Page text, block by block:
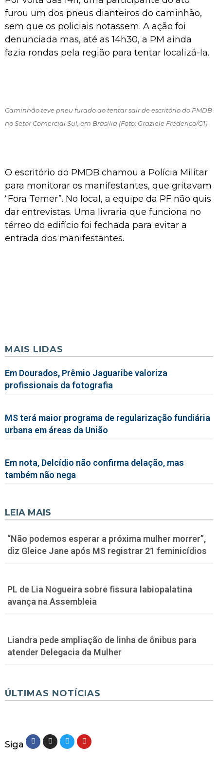
furou um dos pneus dianteiros do caminhão,
sem que os policiais notassem. A ação foi
denunciada mas, até as 14h30, a PM ainda
fazia rondas pela região para tentar localizá-la.
Caminhão teve pneu furado ao tentar sair de escritório do PMDB
no Setor Comercial Sul, em Brasília (Foto: Graziele Frederico/G1)
O escritório do PMDB chamou a Polícia Militar
para monitorar os manifestantes, que gritavam
“Fora Temer”. No local, a equipe da PF não quis
dar entrevistas. Uma livraria que funciona no
térreo do edifício foi fechada para evitar a
entrada dos manifestantes.
MAIS LIDAS
Em Dourados, Prêmio Jaguaribe valoriza
profissionais da fotografia
MS terá maior programa de regularização fundiária
urbana em áreas da União
Em nota, Delcídio não confirma delação, mas
também não nega
LEIA MAIS
“Não podemos esperar a próxima mulher morrer”,
diz Gleice Jane após MS registrar 21 feminicídios
PL de Lia Nogueira sobre fissura labiopalatina
avança na Assembleia
Liandra pede ampliação de linha de ônibus para
atender Delegacia da Mulher
ÚLTIMAS NOTÍCIAS
Siga